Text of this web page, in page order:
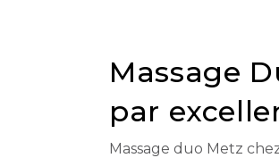
Massage
par
Massage duo Metz